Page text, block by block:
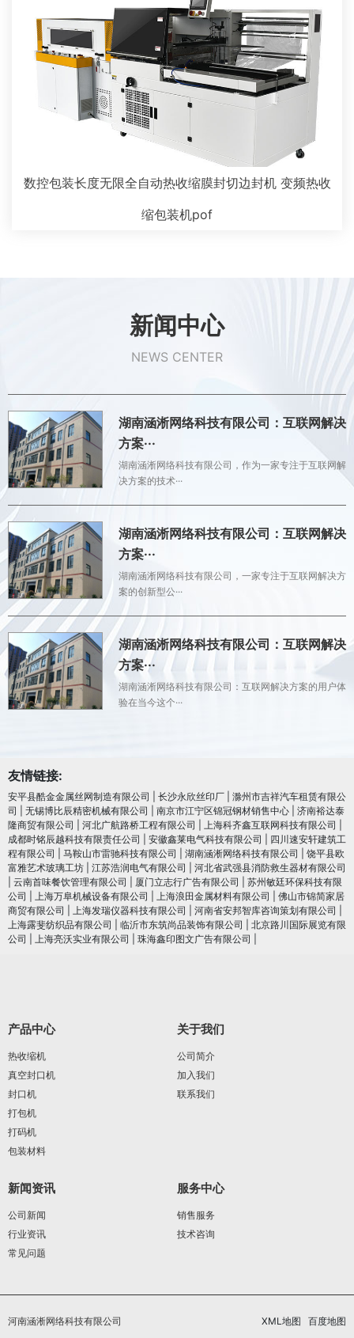
数控包装长度无限全自动热收缩膜封切边封机 变频热收
缩包装机pof
新闻中心
NEWS CENTER
湖南涵淅网络科技有限公司：互联网解决
方案···
湖南涵淅网络科技有限公司，作为一家专注于互联网解
决方案的技术···
湖南涵淅网络科技有限公司：互联网解决
方案···
湖南涵淅网络科技有限公司，一家专注于互联网解决方
案的创新型公···
湖南涵淅网络科技有限公司：互联网解决
方案···
湖南涵淅网络科技有限公司：互联网解决方案的用户体
验在当今这个···
友情链接:
安平县酷金金属丝网制造有限公司 长沙永欣丝印厂
滁州市吉祥汽车租赁有限公
司
无锡博比辰精密机械有限公司 南京市江宁区锦冠钢材销售中心
济南裕达泰
隆商贸有限公司
河北广航路桥工程有限公司 上海科齐鑫互联网科技有限公司
成都时铭辰越科技有限责任公司
安徽鑫莱电气科技有限公司
四川速安轩建筑工
程有限公司
马鞍山市雷驰科技有限公司 湖南涵淅网络科技有限公司
饶平县欧
富雅艺术玻璃工坊
江苏浩润电⽓有限公司
河北省武强县消防救生器材有限公司
云南首味餐饮管理有限公司 厦门立志行广告有限公司
苏州敏廷环保科技有限
公司
上海万阜机械设备有限公司 上海浪田金属材料有限公司
佛山市锦简家居
商贸有限公司
上海发瑞仪器科技有限公司 河南省安邦智库咨询策划有限公司
上海露斐纺织品有限公司
临沂市东筑尚品装饰有限公司
北京路川国际展览有限
公司
上海亮沃实业有限公司 珠海鑫印图文广告有限公司
产品中心
热收缩机
真空封口机
封口机
打包机
打码机
包装材料
关于我们
公司简介
加入我们
联系我们
新闻资讯
公司新闻
行业资讯
常见问题
服务中心
销售服务
技术咨询
河南涵淅网络科技有限公司 XML地图 百度地图